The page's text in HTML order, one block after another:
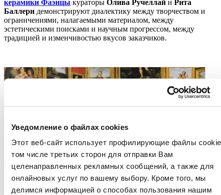
Уведомление о файлах cookies
Этот веб-сайт использует профилирующие файлы
том числе третьих сторон для отправки Вам
целенаправленных рекламных сообщений, а также для
онлайновых услуг по вашему выбору. Кроме того, мы
делимся информацией о способах пользования нашим
керамики Фаэнцы кураторы Олива Ручеллай и Рита
Баллери демонстрируют диалектику между творчеством и
ограничениями, налагаемыми материалом, между
эстетическими поисками и научным прогрессом, между
традицией и изменчивостью вкусов заказчиков.